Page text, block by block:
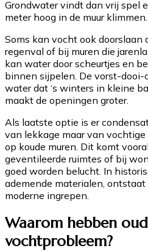
Grondwater vindt dan vrij spel
meter hoog in de muur klimmen.
Soms kan vocht ook doorslaan
regenval of bij muren die
kan water door scheurtjes en
binnen sijpelen. De vorst-dooi-
water dat ‘s winters in kleine
maakt de openingen groter.
Als laatste optie is er
van lekkage maar van
op koude muren. Dit komt
geventileerde ruimtes of bij
goed worden belucht. In
ademende materialen,
moderne ingrepen.
Waarom hebben
vochtprobleem?